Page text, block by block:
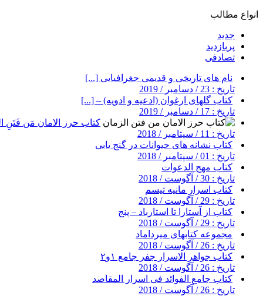
انواع مطالب
جدید
پربازدید
تصادفی
نام های تاریخی و قدیمی جغرافیایی [...]
تاریخ : 23 / دسامبر / 2019
کتاب گلهای ارغوان (ادعیه و ادویه) – [...]
تاریخ : 17 / دسامبر / 2019
کتاب حرز الامان مَن فَتَنِ
تاریخ : 11 / سپتامبر / 2018
کتاب نشانه های حیوانات در گنج یابی
تاریخ : 01 / سپتامبر / 2018
کتاب مهج الدعوات
تاریخ : 30 / آگوست / 2018
کتاب اسرار مانیه تیسم
تاریخ : 29 / آگوست / 2018
کتاب از آستارا تا استارباد – پنج
تاریخ : 29 / آگوست / 2018
مجموعه کتابهای میرداماد
تاریخ : 26 / آگوست / 2018
کتاب جواهر الاسرار جفر جامع ۱و۲
تاریخ : 26 / آگوست / 2018
کتاب جامع الفوائد فی اسرار المقاصد
تاریخ : 26 / آگوست / 2018